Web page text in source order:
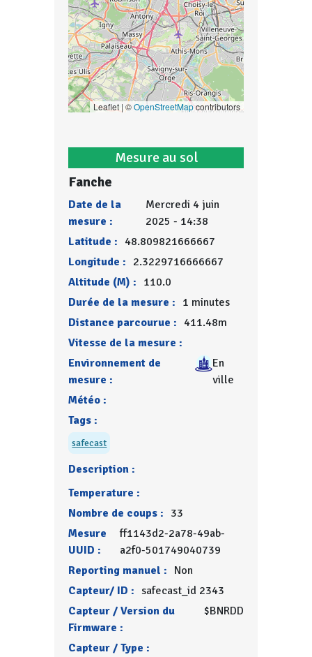
Leaflet | ©OpenStreetMapcontributors
Mesure au sol
Fanche
Date de la
mesure :
Mercredi 4 juin
2025 - 14:38
Latitude : 48.809821666667
Longitude : 2.3229716666667
Altitude (M) : 110.0
Durée de la mesure : 1 minutes
Distance parcourue : 411.48m
Vitesse de la mesure :
Environnement de
mesure :
En
ville
Météo :
Tags :
safecast
Description :
Temperature :
Nombre de coups : 33
Mesure
UUID :
ff1143d2-2a78-49ab-
a2f0-501749040739
Reporting manuel : Non
Capteur/ ID : safecast_id 2343
Capteur / Version du
Firmware :
$BNRDD
Capteur / Type :